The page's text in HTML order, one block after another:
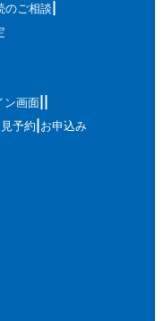
のご相談
ン画面
予約 お申込み